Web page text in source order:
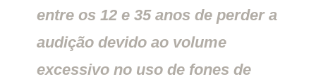
entre os 12 e 35 anos de perder a
audição devido ao volume
excessivo no uso de fones de